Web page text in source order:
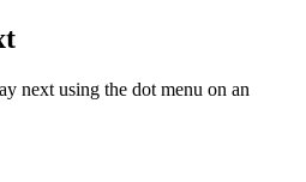
next using the dot menu on an